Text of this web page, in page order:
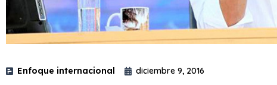
Enfoque internacional diciembre 9, 2016